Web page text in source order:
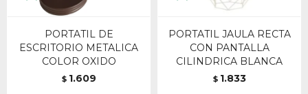
PORTATIL DE
ESCRITORIO METALICA
COLOR OXIDO
$ 1.609
PORTATIL JAULA RECTA
CON PANTALLA
CILINDRICA BLANCA
$ 1.833